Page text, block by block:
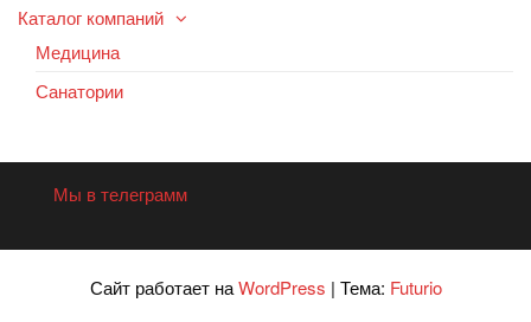
Каталог компаний
Медицина
Санатории
Мы в телеграмм
Сайт работает наWordPress | Тема: Futurio